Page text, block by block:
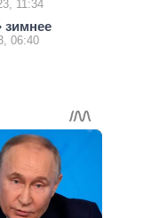
11:34
зимнее
06:40